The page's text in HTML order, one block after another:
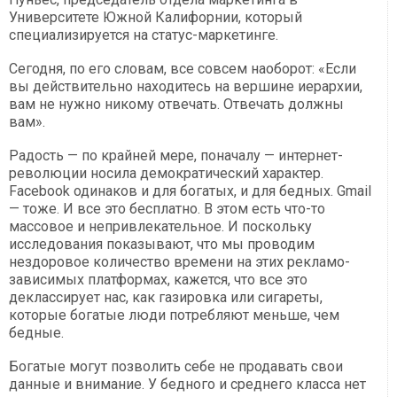
Университете Южной Калифорнии, который
специализируется на статус-маркетинге.
Сегодня, по его словам, все совсем наоборот: «Если
вы действительно находитесь на вершине иерархии,
вам не нужно никому отвечать. Отвечать должны
вам».
Радость — по крайней мере, поначалу — интернет-
революции носила демократический характер.
Facebook одинаков и для богатых, и для бедных. Gmail
— тоже. И все это бесплатно. В этом есть что-то
массовое и непривлекательное. И поскольку
исследования показывают, что мы проводим
нездоровое количество времени на этих рекламо-
зависимых платформах, кажется, что все это
деклассирует нас, как газировка или сигареты,
которые богатые люди потребляют меньше, чем
бедные.
Богатые могут позволить себе не продавать свои
данные и внимание. У бедного и среднего класса нет